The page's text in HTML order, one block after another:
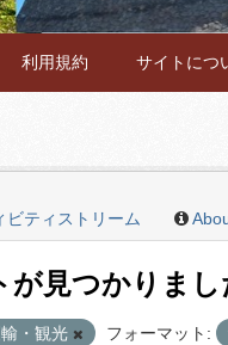
利用規約 サイトにつ
ビティストリーム
が見つかりまし
・観光 フォーマット: